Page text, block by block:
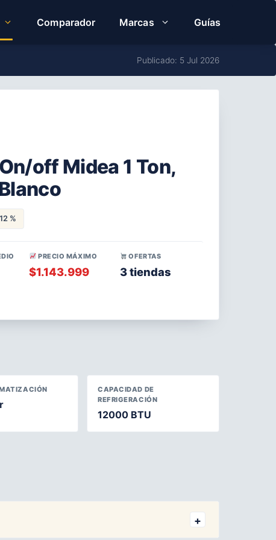
Comparador Marcas Guías
Publicado: 5 Jul 2026
off Midea 1 Ton,
%
PRECIO MÁXIMO
$1.143.999
OFERTAS
3 tiendas
CAPACIDAD DE
REFRIGERACIÓN
12000 BTU